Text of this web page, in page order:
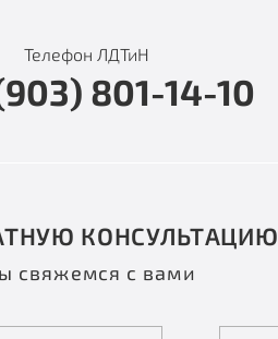
Телефон ЛДТиН
801-14-10
КОНСУЛЬТАЦИЮ
свяжемся с вами